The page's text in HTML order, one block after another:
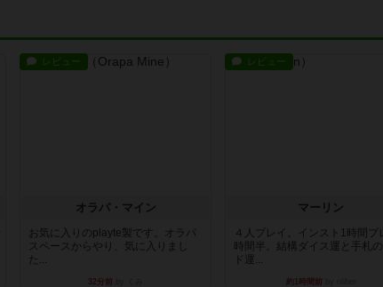
レビュー
オラパ・マイン
お気に入りのplayte製です。オラパ
スペースからやり、気に入りまし
た...
32分前
レビュー
マーリン
４人プレイ。インスト1時間プ
時間半。結構ダイス運と手札
ド運...
約1時間前